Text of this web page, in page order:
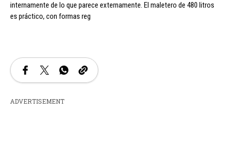
internamente de lo que parece externamente. El maletero de 480 litros
es práctico, con formas reg
ADVERTISEMENT